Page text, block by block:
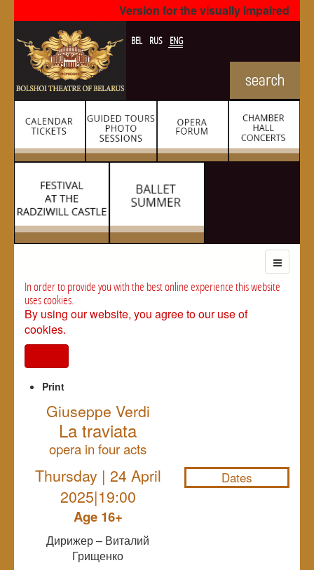
Version for the visually impaired
BEL RUS ENG
In order to provide you with the best online experience this website
uses cookies.
By using our website, you agree to our use of
cookies.
Print
Giuseppe Verdi
La traviata
opera in four acts
Thursday | 24 April
2025|19:00
Age 16+
Дирижер – Виталий
Грищенко
Dates